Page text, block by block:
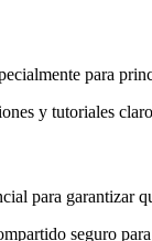
para
y tutoriales
para garantizar
seguro